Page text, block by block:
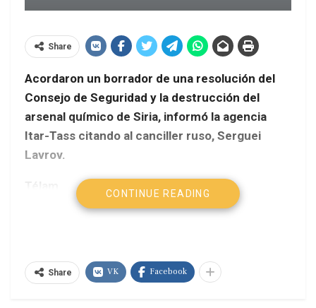
Share
Acordaron un borrador de una resolución del
Consejo de Seguridad y la destrucción del
arsenal químico de Siria, informó la agencia
Itar-Tass citando al canciller ruso, Serguei
Lavrov.
El ministro de Relaciones Exteriores ruso, Serguei
sacar adelante una resolución sobre la
CONTINUE READING
Share VK Facebook